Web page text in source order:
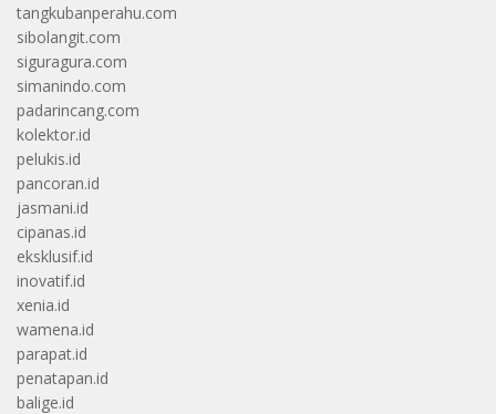
tangkubanperahu.com
sibolangit.com
siguragura.com
simanindo.com
padarincang.com
kolektor.id
pelukis.id
pancoran.id
jasmani.id
cipanas.id
eksklusif.id
inovatif.id
xenia.id
wamena.id
parapat.id
penatapan.id
balige.id